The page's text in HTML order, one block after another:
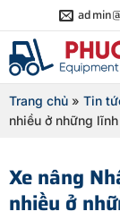
qua
nội
dung
Trang chủ » Tin
nhiều ở những
Xe nâng
nhiều ở